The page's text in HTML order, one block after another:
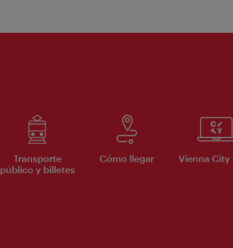
Transporte
público y billetes
Cómo llegar Vienna City